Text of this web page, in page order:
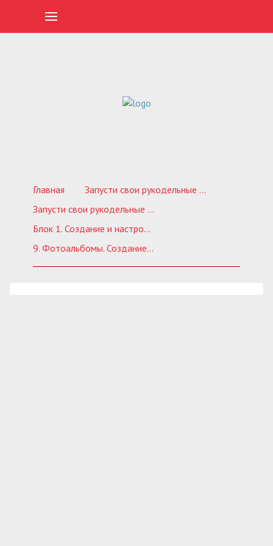
Главная
Запусти свои рукодельные продажи ВКонтакте. Обучающий курс по созданию продающей группы
Запусти свои рукодельные продажи 5.0
Блок 1. Создание и настройка группы
9. Фотоальбомы. Создание и наполнение